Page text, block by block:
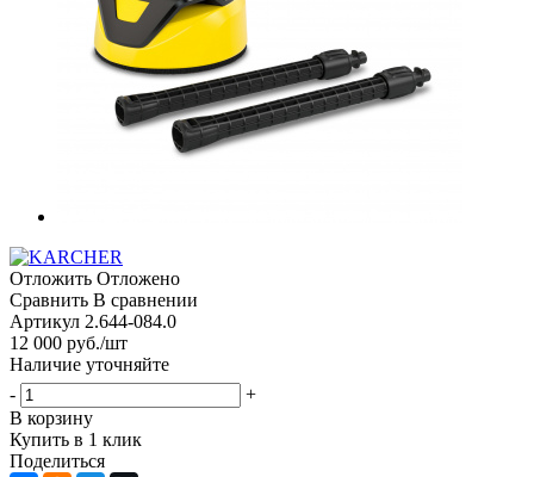
Отложить Отложено
Сравнить В сравнении
Артикул 2.644-084.0
12 000 руб./шт
Наличие уточняйте
-
+
В корзину
Купить в 1 клик
Поделиться